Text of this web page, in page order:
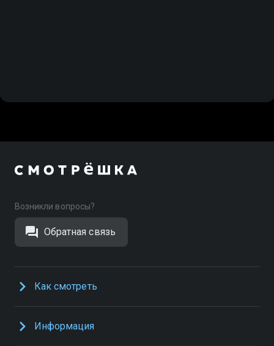
Возникли вопросы?
Обратная связь
Как смотреть
Информация